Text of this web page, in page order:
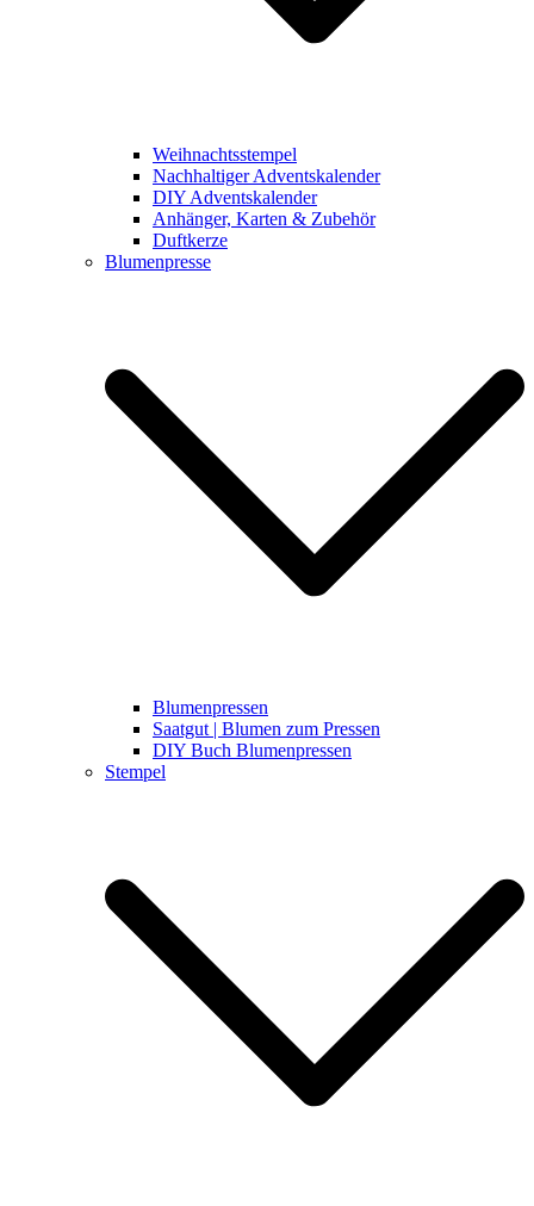
Weihnachtsstempel
Nachhaltiger Adventskalender
DIY Adventskalender
Anhänger, Karten & Zubehör
Duftkerze
Blumenpresse
Blumenpressen
Saatgut | Blumen zum Pressen
DIY Buch Blumenpressen
Stempel